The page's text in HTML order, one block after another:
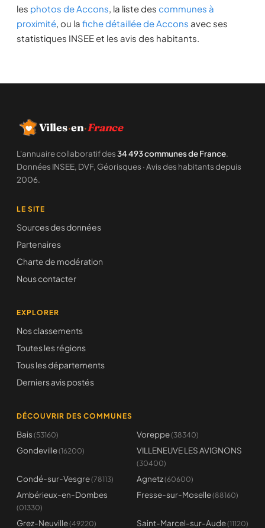
les photos de Accons, la liste des communes à
proximité, ou la fiche détaillée de Accons avec ses
statistiques INSEE et les avis des habitants.
Villes·en·France
L'annuaire collaboratif des34 493 communes de France.
Données INSEE, DVF, Géorisques · Avis des habitants depuis
2006.
LE SITE
Sources des données
Partenaires
Charte de modération
Nous contacter
EXPLORER
Nos classements
Toutes les régions
Tous les départements
Derniers avis postés
DÉCOUVRIR DES COMMUNES
Bais (53160) Voreppe(38340)
Gondeville(16200) VILLENEUVE LES AVIGNONS
(30400)
Condé-sur-Vesgre(78113) Agnetz(60600)
Ambérieux-en-Dombes
(01330)
Fresse-sur-Moselle(88160)
Grez-Neuville(49220) Saint-Marcel-sur-Aude(11120)